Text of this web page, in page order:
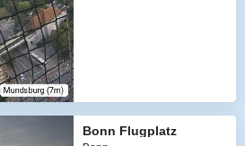
Bonn Flugplatz